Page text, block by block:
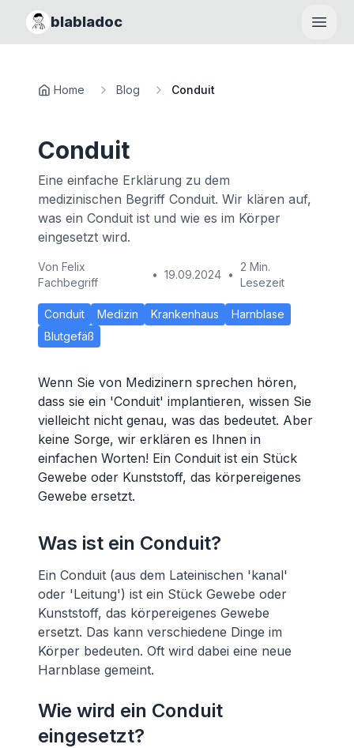
blabladoc
Home Blog Conduit
Conduit
Eine einfache Erklärung zu dem
medizinischen Begriff Conduit. Wir klären auf,
was ein Conduit ist und wie es im Körper
eingesetzt wird.
Von Felix
Fachbegriff
• 19.09.2024 •
2 Min.
Lesezeit
Conduit Medizin Krankenhaus
Harnblase
Blutgefäß
Wenn Sie von Medizinern sprechen hören,
dass sie ein 'Conduit' implantieren, wissen Sie
vielleicht nicht genau, was das bedeutet. Aber
keine Sorge, wir erklären es Ihnen in
einfachen Worten! Ein Conduit ist ein Stück
Gewebe oder Kunststoff, das körpereigenes
Gewebe ersetzt.
Was ist ein Conduit?
Ein Conduit (aus dem Lateinischen 'kanal'
oder 'Leitung') ist ein Stück Gewebe oder
Kunststoff, das körpereigenes Gewebe
ersetzt. Das kann verschiedene Dinge im
Körper bedeuten. Oft wird dabei eine neue
Harnblase gemeint.
Wie wird ein Conduit
eingesetzt?